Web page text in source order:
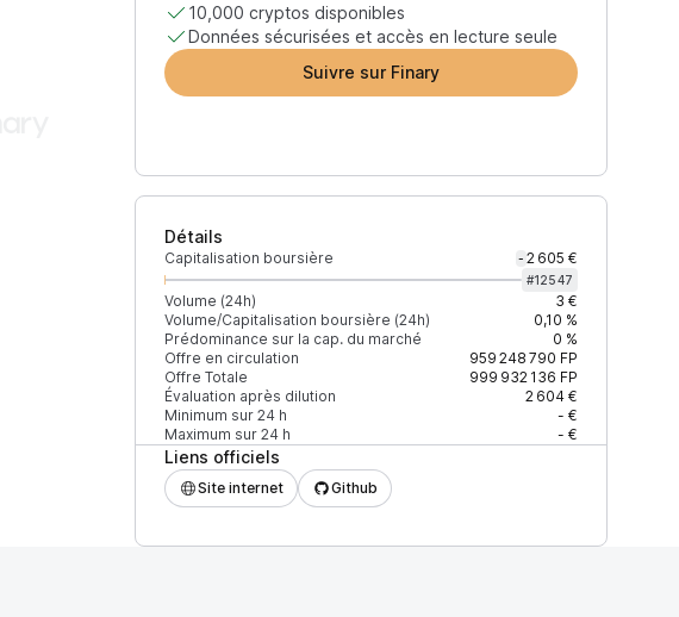
10,000 cryptos disponibles
Données sécurisées et accès en lecture seule
Suivre sur Finary
Détails
Capitalisation boursière - 2 605 €
#12547
Volume (24h)
3 €
Volume/Capitalisation boursière (24h)
0,10 %
Prédominance sur la cap. du marché
0 %
Offre en circulation
959 248 790 FP
Offre Totale
999 932 136 FP
Évaluation après dilution
2 604 €
Minimum sur 24 h
- €
Maximum sur 24 h
- €
Liens officiels
Site internet Github